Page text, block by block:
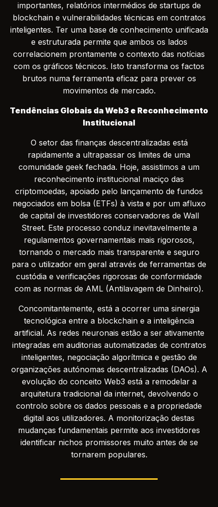
importantes, relatórios intermédios de startups de
blockchain e vulnerabilidades técnicas em contratos
inteligentes. Ter uma base de conhecimento unificada
e estruturada permite que ambos os lados
correlacionem prontamente o contexto das notícias
com os gráficos técnicos. Isto transforma os factos
brutos numa ferramenta eficaz para prever os
movimentos de mercado.
Tendências Globais da Web3 e Reconhecimento
Institucional
O setor das finanças descentralizadas está
rapidamente a ultrapassar os limites de uma
comunidade geek fechada. Hoje, assistimos a um
reconhecimento institucional maciço das
criptomoedas, apoiado pelo lançamento de fundos
negociados em bolsa (ETFs) à vista e por um afluxo
de capital de investidores conservadores de Wall
Street. Este processo conduz inevitavelmente a
regulamentos governamentais mais rigorosos,
tornando o mercado mais transparente e seguro
para o utilizador em geral através de ferramentas de
custódia e verificações rigorosas de conformidade
com as normas de AML (Antilavagem de Dinheiro).
Concomitantemente, está a ocorrer uma sinergia
tecnológica entre a blockchain e a inteligência
artificial. As redes neuronais estão a ser ativamente
integradas em auditorias automatizadas de contratos
inteligentes, negociação algorítmica e gestão de
organizações autónomas descentralizadas (DAOs). A
evolução do conceito Web3 está a remodelar a
arquitetura tradicional da internet, devolvendo o
controlo sobre os dados pessoais e a propriedade
digital aos utilizadores. A monitorização destas
mudanças fundamentais permite aos investidores
identificar nichos promissores muito antes de se
tornarem populares.